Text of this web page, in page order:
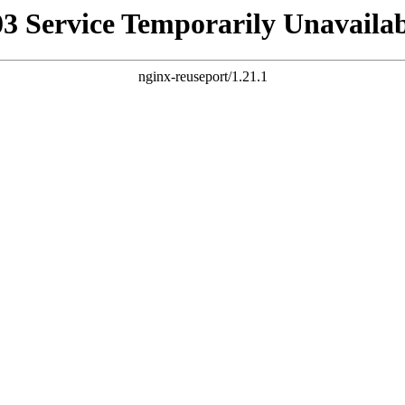
Service Temporarily
nginx-reuseport/1.21.1